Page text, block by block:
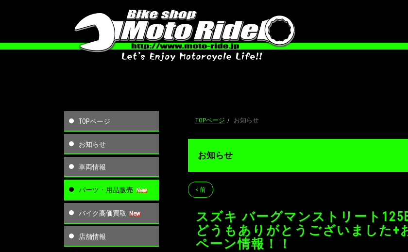
TOPページ
お知らせ
車両情報
パーツ・用品販売
バイク高価買取
店舗情報
TOPページ お知らせ
お知らせ
< 前
スズキ バーグマンストリート
どうもありがとうございました+
ペーン情報！！